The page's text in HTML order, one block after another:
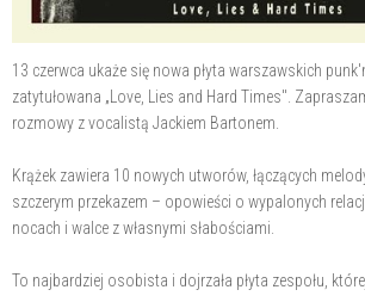
13 czerwca ukaże się nowa płyta warszawskich
zatytułowana „Love, Lies and Hard Times".
rozmowy z vocalistą Jackiem Bartonem.
Krążek zawiera 10 nowych utworów, łączących
szczerym przekazem – opowieści o wypalonych
nocach i walce z własnymi słabościami.
To najbardziej osobista i dojrzała płyta zespołu,